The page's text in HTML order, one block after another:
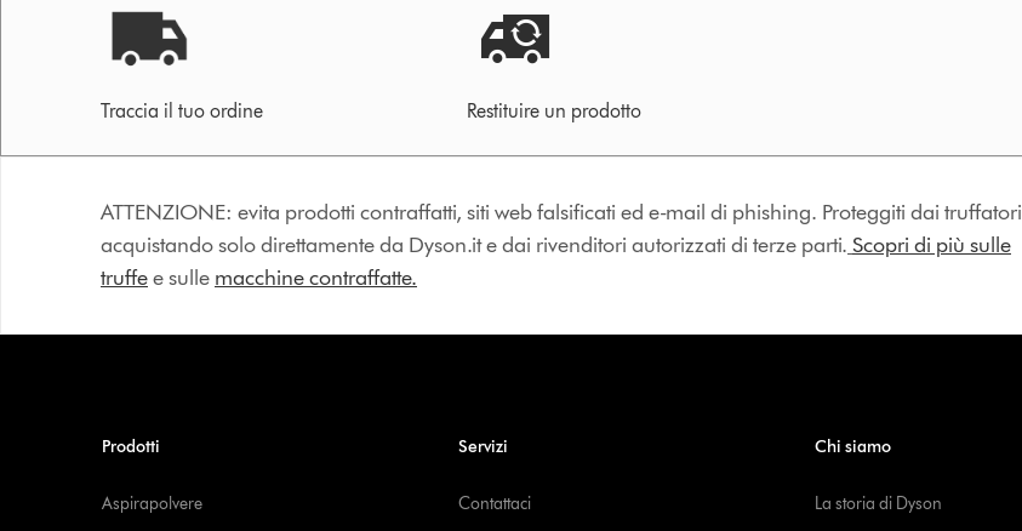
Traccia il tuo ordine Restituire un prodotto
ATTENZIONE: evita prodotti contraffatti, siti web falsificati ed e-mail di phishing. Proteggiti dai truffatori
acquistando solo direttamente da Dyson.it e dai rivenditori autorizzati di terze parti. Scopri di più sulle
truffee sulle macchine contraffatte.
Prodotti
Aspirapolvere
Servizi
Contattaci
Chi siamo
La storia di Dyson